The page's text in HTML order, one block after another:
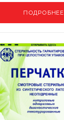
ПОДРОБНЕЕ